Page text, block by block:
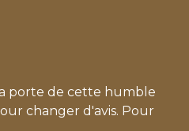
porte de cette humble
changer d'avis. Pour